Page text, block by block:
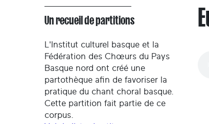
Un recueil de partitions
L'Institut culturel basque et la
Fédération des Chœurs du Pays
Basque nord ont créé une
partothèque afin de favoriser la
pratique du chant choral basque.
Cette partition fait partie de ce
corpus.